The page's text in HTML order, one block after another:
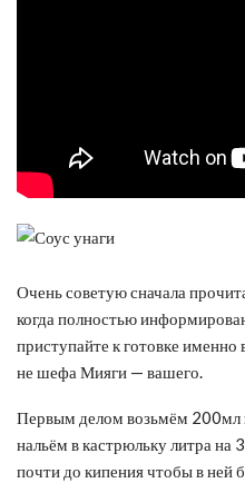
Очень советую сначала
когда полностью
приступайте к готовке
не шефа Мияги — вашего.
Первым делом возьмём 200мл
нальём в кастрюльку литра на
почти до кипения чтобы в ней